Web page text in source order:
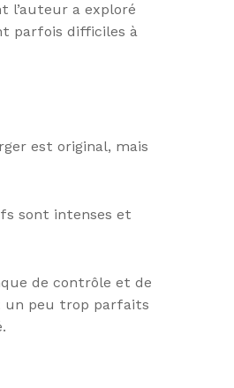
l’auteur a exploré
parfois difficiles à
est original, mais
sont intenses et
de contrôle et de
un peu trop parfaits